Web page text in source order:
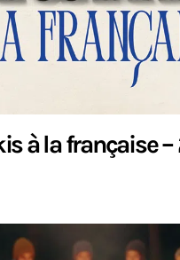
à la française